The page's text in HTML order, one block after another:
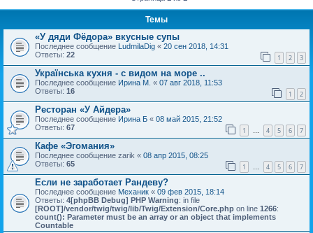
Темы
«У дяди Фёдора» вкусные супы
Последнее сообщение LudmilaDig « 20 сен 2018, 14:31
Ответы: 22 1 2 3
Українська кухня - с видом на море ..
Последнее сообщение Ирина М. « 07 авг 2018, 11:53
Ответы: 16 1 2
Ресторан «У Айдера»
Последнее сообщение Ирина Б « 08 май 2015, 21:52
Ответы: 67 1 … 4 5 6 7
Кафе «Эгомания»
Последнее сообщение zarik « 08 апр 2015, 08:25
Ответы: 65 1 … 4 5 6 7
Если не заработает Рандеву?
Последнее сообщение Механик « 09 фев 2015, 18:14
Ответы: 4[phpBB Debug] PHP Warning: in file
[ROOT]/vendor/twig/twig/lib/Twig/Extension/Core.php on line 1266:
count(): Parameter must be an array or an object that implements
Countable